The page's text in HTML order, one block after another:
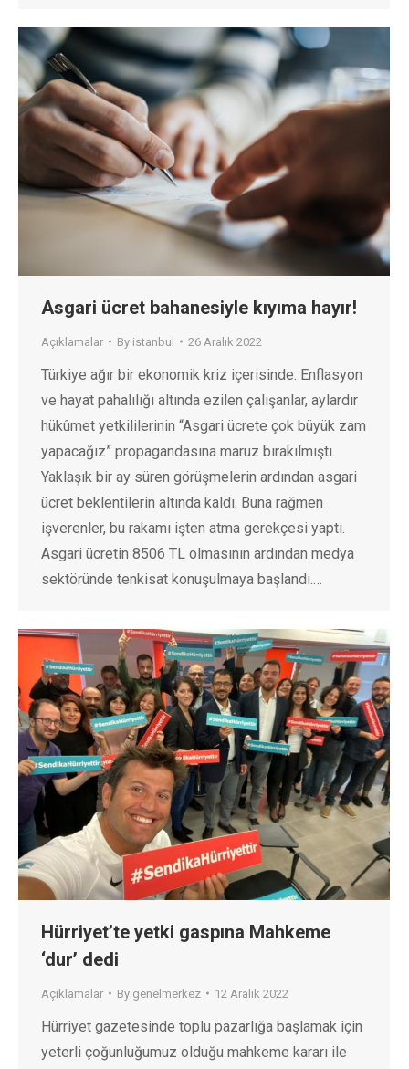
Asgari ücret bahanesiyle kıyıma hayır!
Açıklamalar By istanbul 26 Aralık 2022
Türkiye ağır bir ekonomik kriz içerisinde. Enflasyon
ve hayat pahalılığı altında ezilen çalışanlar, aylardır
hükûmet yetkililerinin “Asgari ücrete çok büyük zam
yapacağız” propagandasına maruz bırakılmıştı.
Yaklaşık bir ay süren görüşmelerin ardından asgari
ücret beklentilerin altında kaldı. Buna rağmen
işverenler, bu rakamı işten atma gerekçesi yaptı.
Asgari ücretin 8506 TL olmasının ardından medya
sektöründe tenkisat konuşulmaya başlandı.…
Hürriyet’te yetki gaspına Mahkeme
‘dur’ dedi
Açıklamalar By genelmerkez 12 Aralık 2022
Hürriyet gazetesinde toplu pazarlığa başlamak için
yeterli çoğunluğumuz olduğu mahkeme kararı ile